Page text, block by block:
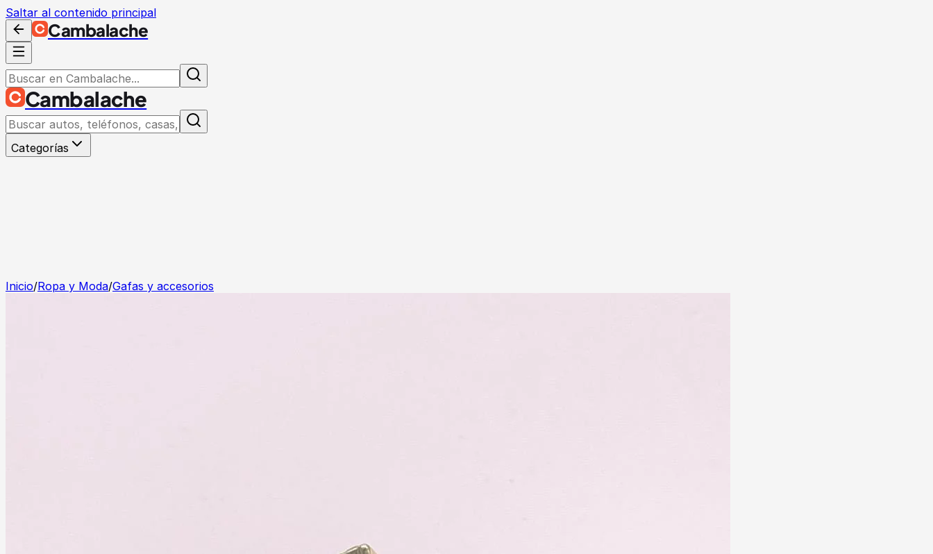
Saltar al contenido principal
Cambalache
Cambalache
Categorías
Inicio/Ropa y Moda/Gafas y accesorios